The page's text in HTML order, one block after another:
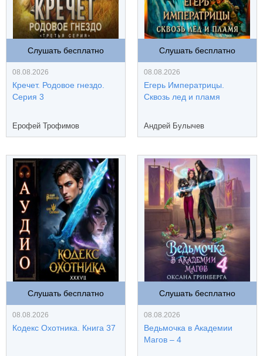
Слушать бесплатно
08.08.2026
Кречет. Родовое гнездо.
Серия 3
Ерофей Трофимов
Слушать бесплатно
08.08.2026
Егерь Императрицы.
Сквозь лед и пламя
Андрей Булычев
Слушать бесплатно
08.08.2026
Кодекс Охотника. Книга 37
Слушать бесплатно
08.08.2026
Ведьмочка в Академии
Магов – 4